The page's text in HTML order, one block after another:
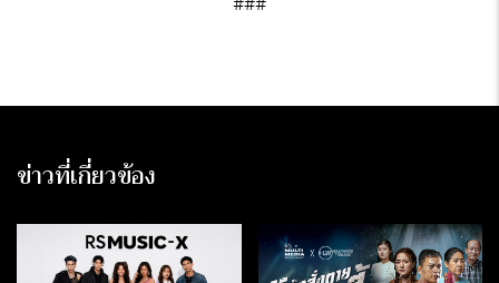
ข่าวที่เกี่ยวข้อง